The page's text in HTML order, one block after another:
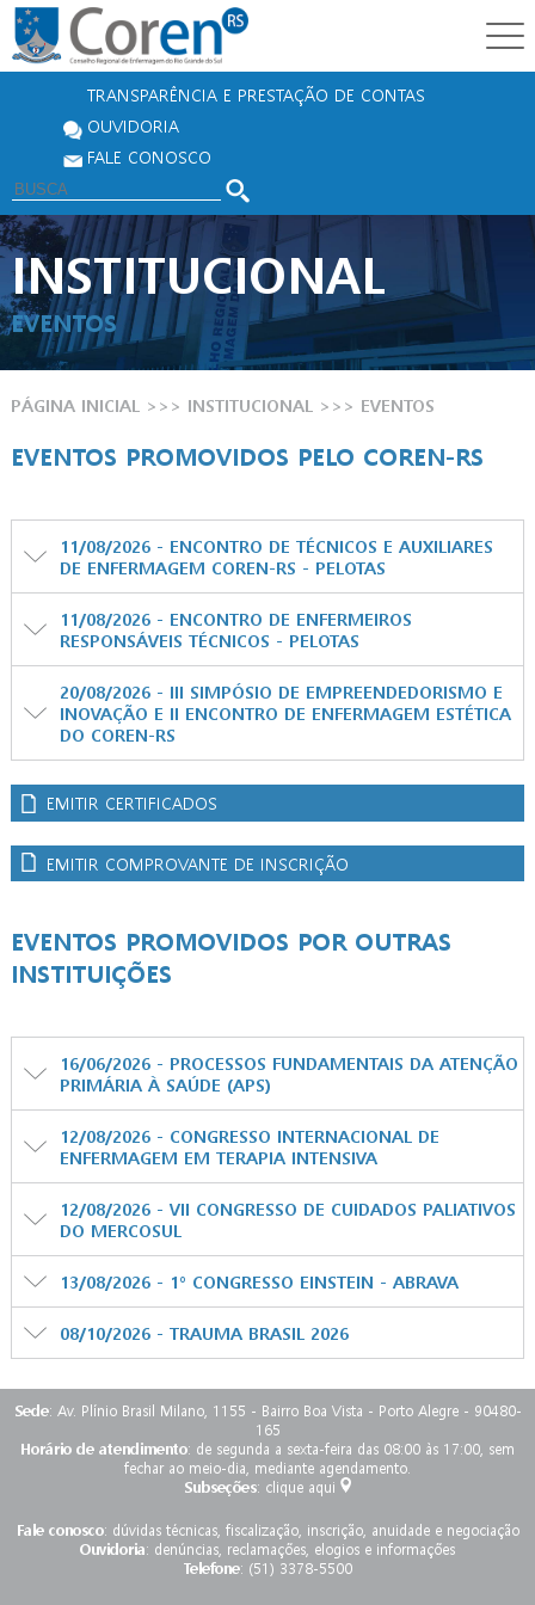
TRANSPARÊNCIA E PRESTAÇÃO DE CONTAS
OUVIDORIA
FALE CONOSCO
INSTITUCIONAL
EVENTOS
PÁGINA INICIAL >>> INSTITUCIONAL >>> EVENTOS
EVENTOS PROMOVIDOS PELO COREN-RS
11/08/2026 - ENCONTRO DE TÉCNICOS E AUXILIARES
DE ENFERMAGEM COREN-RS - PELOTAS
11/08/2026 - ENCONTRO DE ENFERMEIROS
RESPONSÁVEIS TÉCNICOS - PELOTAS
20/08/2026 - III SIMPÓSIO DE EMPREENDEDORISMO E
INOVAÇÃO E II ENCONTRO DE ENFERMAGEM ESTÉTICA
DO COREN-RS
EMITIR CERTIFICADOS
EMITIR COMPROVANTE DE INSCRIÇÃO
EVENTOS PROMOVIDOS POR OUTRAS
INSTITUIÇÕES
16/06/2026 - PROCESSOS FUNDAMENTAIS DA ATENÇÃO
PRIMÁRIA À SAÚDE (APS)
12/08/2026 - CONGRESSO INTERNACIONAL DE
ENFERMAGEM EM TERAPIA INTENSIVA
12/08/2026 - VII CONGRESSO DE CUIDADOS PALIATIVOS
DO MERCOSUL
13/08/2026 - 1º CONGRESSO EINSTEIN - ABRAVA
08/10/2026 - TRAUMA BRASIL 2026
Sede: Av. Plínio Brasil Milano, 1155 - Bairro Boa Vista - Porto Alegre - 90480-
165
Horário de atendimento: de segunda a sexta-feira das 08:00 às 17:00, sem
fechar ao meio-dia, mediante agendamento.
Subseções: clique aqui
Fale conosco: dúvidas técnicas, fiscalização, inscrição, anuidade e negociação
Ouvidoria: denúncias, reclamações, elogios e informações
Telefone: (51) 3378-5500